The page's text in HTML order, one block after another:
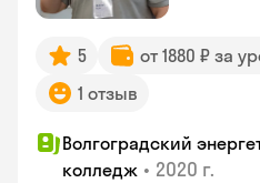
5 от 1880 ₽ за
1 отзыв
Волгоградский
колледж • 2020 г.